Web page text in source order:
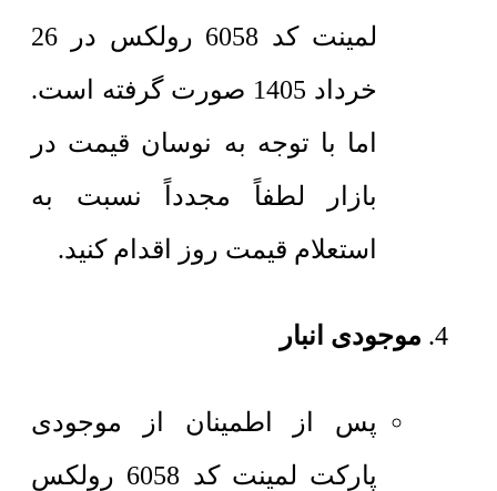
لمینت کد 6058 رولکس در 26
خرداد 1405 صورت گرفته است.
اما با توجه به نوسان قیمت در
بازار لطفاً مجدداً نسبت به
استعلام قیمت روز اقدام کنید.
موجودی انبار
پس از اطمینان از موجودی
پارکت لمینت کد 6058 رولکس